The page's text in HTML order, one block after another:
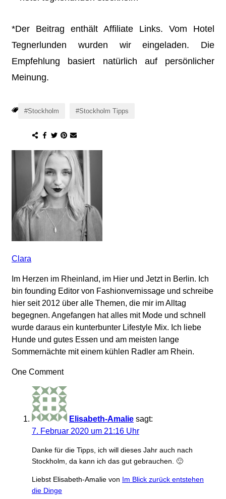
*Der Beitrag enthält Affiliate Links. Vom Hotel
Tegnerlunden wurden wir eingeladen. Die
Empfehlung basiert natürlich auf persönlicher
Meinung.
Stockholm Stockholm Tipps
Clara
Im Herzen im Rheinland, im Hier und Jetzt in Berlin. Ich
bin founding Editor von Fashionvernissage und schreibe
hier seit 2012 über alle Themen, die mir im Alltag
begegnen. Angefangen hat alles mit Mode und schnell
wurde daraus ein kunterbunter Lifestyle Mix. Ich liebe
Hunde und gutes Essen und am meisten lange
Sommernächte mit einem kühlen Radler am Rhein.
One Comment
Elisabeth-Amalie sagt:
7. Februar 2020 um 21:16 Uhr
Danke für die Tipps, ich will dieses Jahr auch nach
Stockholm, da kann ich das gut gebrauchen. 🙂
Liebst Elisabeth-Amalie von Im Blick zurück entstehen
die Dinge